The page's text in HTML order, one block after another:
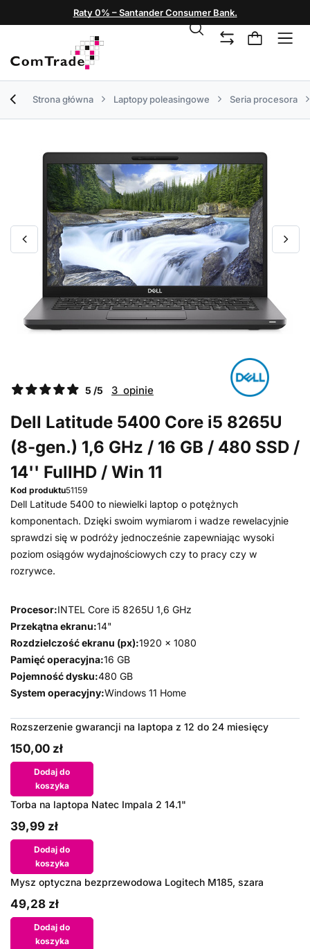
Raty 0% – Santander Consumer Bank.
Strona główna Laptopy poleasingowe Seria procesora
5 /5 3 opinie
Dell Latitude 5400 Core i5 8265U
(8-gen.) 1,6 GHz / 16 GB / 480 SSD /
14'' FullHD / Win 11
Kod produktu51159
Dell Latitude 5400 to niewielki laptop o potężnych
komponentach. Dzięki swoim wymiarom i wadze rewelacyjnie
sprawdzi się w podróży jednocześnie zapewniając wysoki
poziom osiągów wydajnościowych czy to pracy czy w
rozrywce.
Procesor:INTEL Core i5 8265U 1,6 GHz
Przekątna ekranu:14"
Rozdzielczość ekranu (px):1920 x 1080
Pamięć operacyjna:16 GB
Pojemność dysku:480 GB
System operacyjny:Windows 11 Home
Rozszerzenie gwarancji na laptopa z 12 do 24 miesięcy
150,00 zł
Dodaj do
koszyka
Torba na laptopa Natec Impala 2 14.1"
39,99 zł
Dodaj do
koszyka
Mysz optyczna bezprzewodowa Logitech M185, szara
49,28 zł
Dodaj do
koszyka